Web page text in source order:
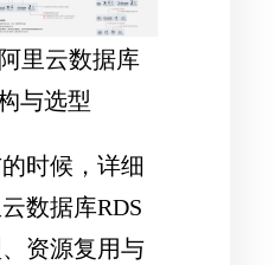
里云数据库
与选型
时候，详细
数据库RDS
资源复用与